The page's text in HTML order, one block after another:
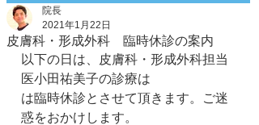
皮膚科・形成外科 臨時休診の案内
院長
2021年1月22日
以下の日は、皮膚科・形成外科担当
医小田祐美子の診療は
は臨時休診とさせて頂きます。ご迷
惑をおかけします。